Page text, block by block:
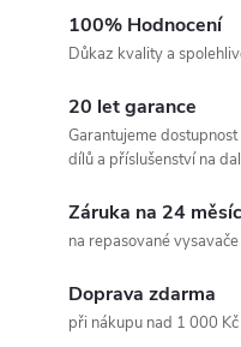
100% Hodnocení
Důkaz kvality a
20 let garance
Garantujeme
dílů a příslušenství na
Záruka na 24
na repasované
Doprava zdarma
při nákupu nad 1 000 Kč